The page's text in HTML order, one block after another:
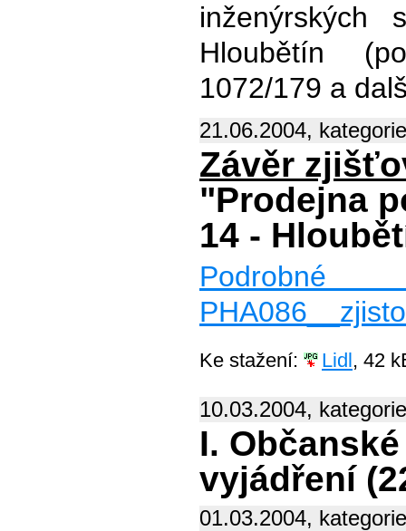
Hloubětín
1072/179 a
21.06.2004,
Závěr
"Prodejna
14 -
Podrobné
Ke stažení: Lidl, 42
10.03.2004,
I.
vyjádření
01.03.2004,